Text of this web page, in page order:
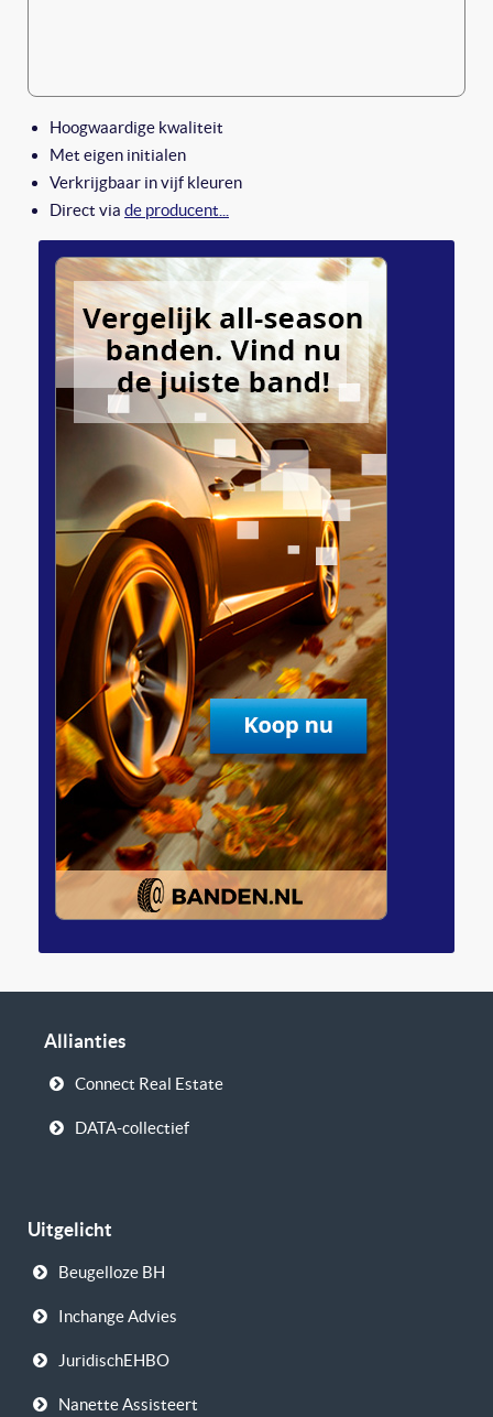
Hoogwaardige kwaliteit
Met eigen initialen
Verkrijgbaar in vijf kleuren
Direct via de producent...
Allianties
Connect Real Estate
DATA-collectief
Uitgelicht
Beugelloze BH
Inchange Advies
JuridischEHBO
Nanette Assisteert